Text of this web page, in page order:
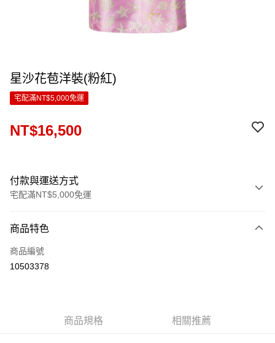
星沙花苞洋裝(粉紅)
宅配滿NT$5,000免運
NT$16,500
付款與運送方式
宅配滿NT$5,000免運
信用卡一次付款
LINE Pay
商品特色
商品編號
10503378
商品規格 相關推薦